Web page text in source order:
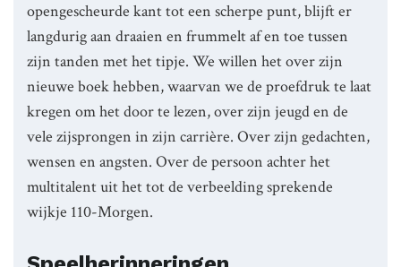
opengescheurde kant tot een scherpe punt, blijft er
langdurig aan draaien en frummelt af en toe tussen
zijn tanden met het tipje. We willen het over zijn
nieuwe boek hebben, waarvan we de proefdruk te laat
kregen om het door te lezen, over zijn jeugd en de
vele zijsprongen in zijn carrière. Over zijn gedachten,
wensen en angsten. Over de persoon achter het
multitalent uit het tot de verbeelding sprekende
wijkje 110-Morgen.